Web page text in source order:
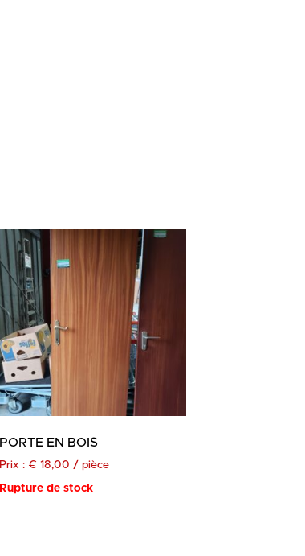
PORTE EN BOIS
Prix : € 18,00 / pièce
Rupture de stock